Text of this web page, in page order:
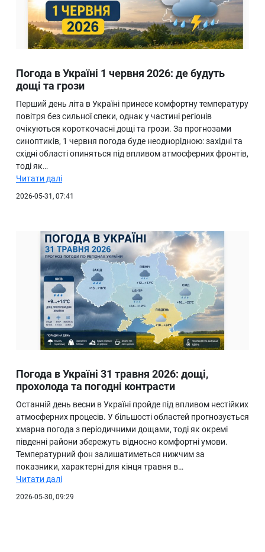
Погода в Україні 1 червня 2026: де будуть
дощі та грози
Перший день літа в Україні принесе комфортну температуру
повітря без сильної спеки, однак у частині регіонів
очікуються короткочасні дощі та грози. За прогнозами
синоптиків, 1 червня погода буде неоднорідною: західні та
східні області опиняться під впливом атмосферних фронтів,
тоді як…
Читати далі
2026-05-31, 07:41
Погода в Україні 31 травня 2026: дощі,
прохолода та погодні контрасти
Останній день весни в Україні пройде під впливом нестійких
атмосферних процесів. У більшості областей прогнозується
хмарна погода з періодичними дощами, тоді як окремі
південні райони збережуть відносно комфортні умови.
Температурний фон залишатиметься нижчим за
показники, характерні для кінця травня в…
Читати далі
2026-05-30, 09:29